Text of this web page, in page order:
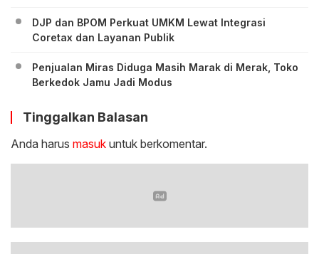
DJP dan BPOM Perkuat UMKM Lewat Integrasi
Coretax dan Layanan Publik
Penjualan Miras Diduga Masih Marak di Merak, Toko
Berkedok Jamu Jadi Modus
Tinggalkan Balasan
Anda harus masuk untuk berkomentar.